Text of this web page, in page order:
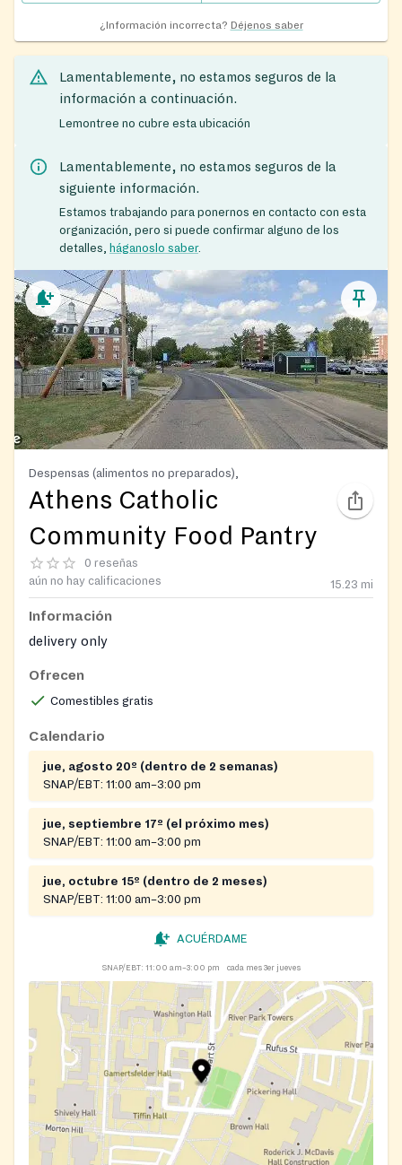
¿Información incorrecta? Déjenos saber
Lamentablemente, no estamos seguros de la
información a continuación.
Lemontree no cubre esta ubicación
Lamentablemente, no estamos seguros de la
siguiente información.
Estamos trabajando para ponernos en contacto con esta
organización, pero si puede confirmar alguno de los
detalles, háganoslo saber.
Despensas (alimentos no preparados),
Athens Catholic
Community Food Pantry
0 reseñas
aún no hay calificaciones
15.23 mi
Información
delivery only
Ofrecen
Comestibles gratis
Calendario
jue, agosto 20º (dentro de 2 semanas)
SNAP/EBT: 11:00 am–3:00 pm
jue, septiembre 17º (el próximo mes)
SNAP/EBT: 11:00 am–3:00 pm
jue, octubre 15º (dentro de 2 meses)
SNAP/EBT: 11:00 am–3:00 pm
ACUÉRDAME
SNAP/EBT: 11:00 am–3:00 pm cada mes 3er jueves